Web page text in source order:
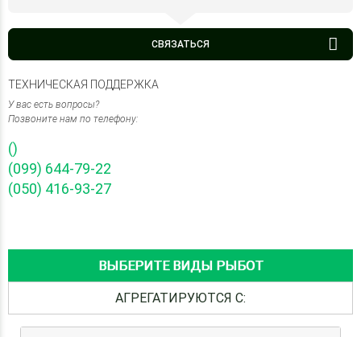
СВЯЗАТЬСЯ
ТЕХНИЧЕСКАЯ ПОДДЕРЖКА
У вас есть вопросы?
Позвоните нам по телефону:
()
(099) 644-79-22
(050) 416-93-27
ВЫБЕРИТЕ ВИДЫ РЫБОТ
АГРЕГАТИРУЮТСЯ С: